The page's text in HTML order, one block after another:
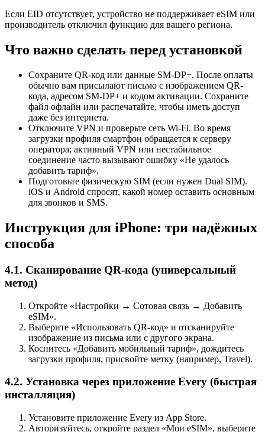
Если EID отсутствует, устройство не поддерживает eSIM или
производитель отключил функцию для вашего региона.
Что важно сделать перед установкой
Сохраните QR-код или данные SM-DP+. После оплаты
обычно вам присылают письмо с изображением QR-
кода, адресом SM-DP+ и кодом активации. Сохраните
файл офлайн или распечатайте, чтобы иметь доступ
даже без интернета.
Отключите VPN и проверьте сеть Wi-Fi. Во время
загрузки профиля смартфон обращается к серверу
оператора; активный VPN или нестабильное
соединение часто вызывают ошибку «Не удалось
добавить тариф».
Подготовьте физическую SIM (если нужен Dual SIM).
iOS и Android спросят, какой номер оставить основным
для звонков и SMS.
Инструкция для iPhone: три надёжных
способа
4.1. Сканирование QR-кода (универсальный
метод)
Откройте «Настройки → Сотовая связь → Добавить
eSIM».
Выберите «Использовать QR-код» и отсканируйте
изображение из письма или с другого экрана.
Коснитесь «Добавить мобильный тариф», дождитесь
загрузки профиля, присвойте метку (например, Travel).
4.2. Установка через приложение Every (быстрая
инсталляция)
Установите приложение Every из App Store.
Авторизуйтесь, откройте раздел «Мои eSIM», выберите